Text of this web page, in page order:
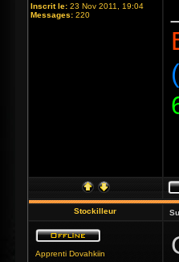
Inscrit le: 23 Nov 2011, 19:04
Messages: 220
Stockilleur
Apprenti Dovahkiin